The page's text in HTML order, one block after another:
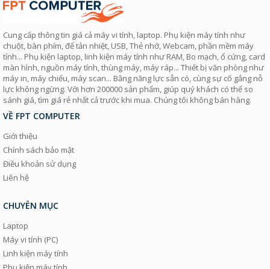
Cung cấp thông tin giá cả máy vi tính, laptop. Phụ kiện máy tính như
chuột, bàn phím, đế tản nhiệt, USB, Thẻ nhớ, Webcam, phần mềm máy
tính... Phụ kiện laptop, linh kiện máy tính như RAM, Bo mạch, ổ cứng, card
màn hình, nguồn máy tính, thùng máy, máy ráp... Thiết bị văn phòng như
máy in, máy chiếu, máy scan... Bằng năng lực sẵn có, cùng sự cố gắng nỗ
lực không ngừng. Với hơn 200000 sản phẩm, giúp quý khách có thể so
sánh giá, tìm giá rẻ nhất cả trước khi mua. Chúng tôi không bán hàng.
VỀ FPT COMPUTER
Giới thiệu
Chính sách bảo mật
Điều khoản sử dụng
Liên hệ
CHUYÊN MỤC
Laptop
Máy vi tính (PC)
Linh kiện máy tính